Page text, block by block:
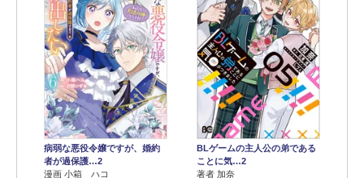
病弱な悪役令嬢ですが、婚約
者が過保護…2
漫画 小箱 ハコ
BLゲームの主人公の弟である
ことに気…2
著者 加奈